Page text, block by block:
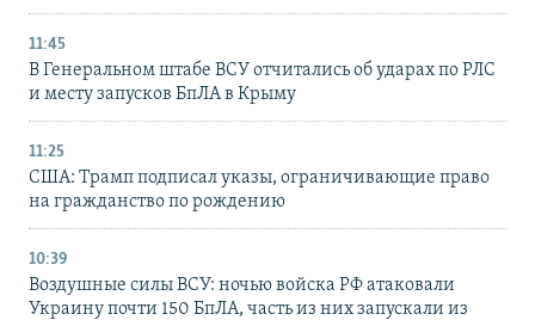
11:45
В Генеральном штабе ВСУ отчитались об ударах по РЛС
и месту запусков БпЛА в Крыму
11:25
США: Трамп подписал указы, ограничивающие право
на гражданство по рождению
10:39
Воздушные силы ВСУ: ночью войска РФ атаковали
Украину почти 150 БпЛА, часть из них запускали из